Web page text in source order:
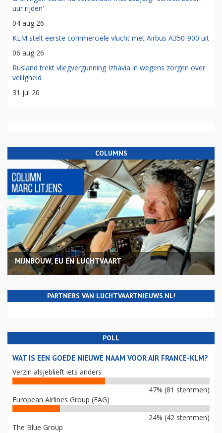
uur rijden'
04 aug 26
KLM stelt eerste commerciële vlucht met Airbus A350-900 uit
06 aug 26
Rusland trekt vliegvergunning Izhavia in wegens zorgen over
veiligheid
31 jul 26
COLUMNS
MIJNBOUW, EU EN LUCHTVAART
PARTNERS VAN LUCHTVAARTNIEUWS.NL!
POLL
WAT IS EEN GOEDE NIEUWE NAAM VOOR AIR FRANCE-KLM?
Verzin alsjeblieft iets anders
47% (81 stemmen)
European Airlines Group (EAG)
24% (42 stemmen)
The Blue Group